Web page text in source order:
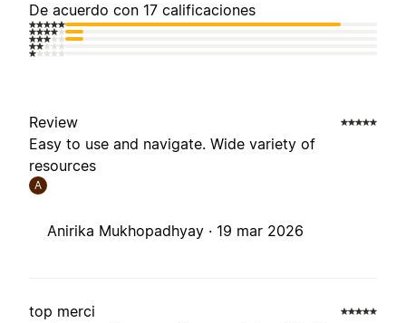
De acuerdo con 17 calificaciones
Review
Easy to use and navigate. Wide variety of
resources
A
Anirika Mukhopadhyay · 19 mar 2026
top merci